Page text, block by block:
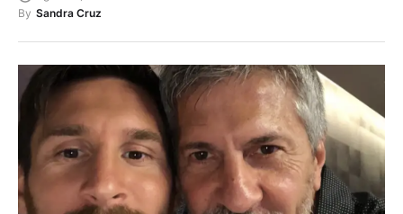
By Sandra Cruz